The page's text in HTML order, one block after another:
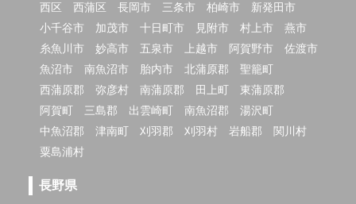
西区
西蒲区 長岡市 三条市 柏崎市
新発田市
小千谷市
加茂市 十日町市 見附市 村上市
燕市
糸魚川市
妙高市 五泉市 上越市 阿賀野市
佐渡市
魚沼市
南魚沼市 胎内市 北蒲原郡
聖籠町
西蒲原郡
弥彦村 南蒲原郡 田上町
東蒲原郡
阿賀町
三島郡 出雲崎町 南魚沼郡
湯沢町
中魚沼郡
津南町 刈羽郡 刈羽村 岩船郡
関川村
粟島浦村
長野県